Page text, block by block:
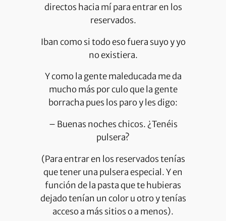
directos hacia mí para entrar en los
reservados.
Iban como si todo eso fuera suyo y yo
no existiera.
Y como la gente maleducada me da
mucho más por culo que la gente
borracha pues los paro y les digo:
– Buenas noches chicos. ¿Tenéis
pulsera?
(Para entrar en los reservados tenías
que tener una pulsera especial. Y en
función de la pasta que te hubieras
dejado tenían un color u otro y tenías
acceso a más sitios o a menos).